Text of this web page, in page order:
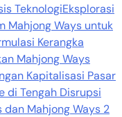
TeknologiEksplorasi
Mahjong Ways untuk
Kerangka
Mahjong Ways
Kapitalisasi Pasar
di Tengah Disrupsi
Mahjong Ways 2